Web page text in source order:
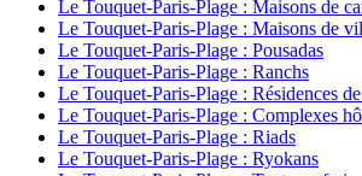
Le Touquet-Paris-Plage : Maisons de
Le Touquet-Paris-Plage : Maisons de
Le Touquet-Paris-Plage : Pousadas
Le Touquet-Paris-Plage : Ranchs
Le Touquet-Paris-Plage : Résidences
Le Touquet-Paris-Plage : Complexes
Le Touquet-Paris-Plage : Riads
Le Touquet-Paris-Plage : Ryokans